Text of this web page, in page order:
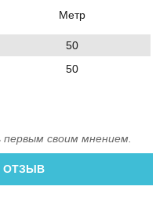
Метр
50
50
своим мнением.
ОТЗЫВ